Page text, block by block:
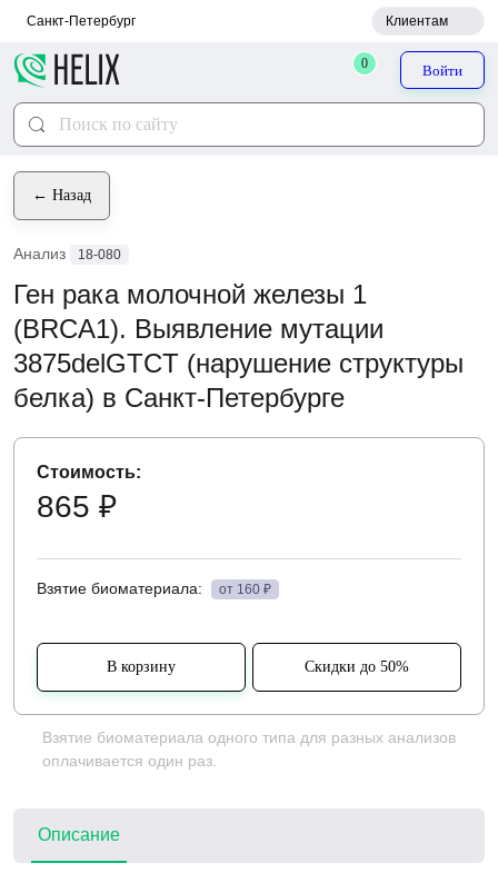
Санкт-Петербург Клиентам
0 Войти
← Назад
Анализ 18-080
Ген рака молочной железы 1
(BRCA1). Выявление мутации
3875delGTCT (нарушение структуры
белка) в Санкт-Петербурге
Стоимость:
865 ₽
Взятие биоматериала: от 160 ₽
В корзину Скидки до 50%
Взятие биоматериала одного типа для разных анализов
оплачивается один раз.
Описание